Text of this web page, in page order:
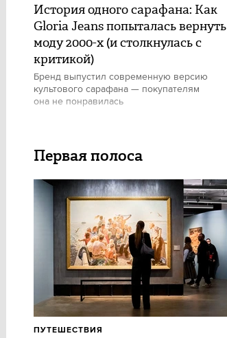
История одного сарафана: Как
Gloria Jeans попыталась вернуть
моду 2000-х (и столкнулась с
критикой)
Бренд выпустил современную версию
культового сарафана — покупателям
она не понравилась
Первая полоса
ПУТЕШЕСТВИЯ